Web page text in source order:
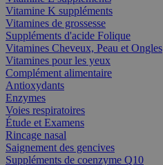
Vitamine K suppléments
Vitamines de grossesse
Suppléments d'acide Folique
Vitamines Cheveux, Peau et Ongles
Vitamines pour les yeux
Complément alimentaire
Antioxydants
Enzymes
Voies respiratoires
Étude et Examens
Rincage nasal
Saignement des gencives
Suppléments de coenzyme Q10